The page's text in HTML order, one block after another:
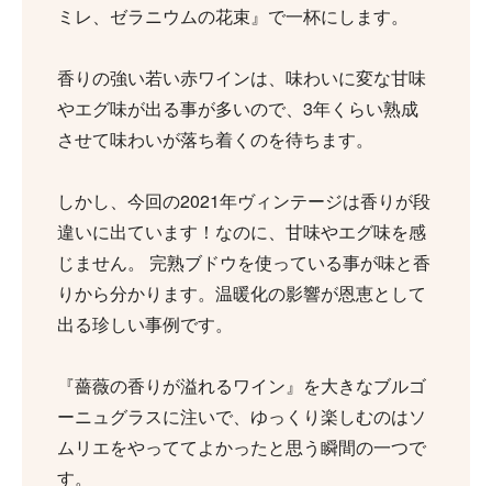
ミレ、ゼラニウムの花束』で一杯にします。
香りの強い若い赤ワインは、味わいに変な甘味
やエグ味が出る事が多いので、3年くらい熟成
させて味わいが落ち着くのを待ちます。
しかし、今回の2021年ヴィンテージは香りが段
違いに出ています！なのに、甘味やエグ味を感
じません。 完熟ブドウを使っている事が味と香
りから分かります。温暖化の影響が恩恵として
出る珍しい事例です。
『薔薇の香りが溢れるワイン』を大きなブルゴ
ーニュグラスに注いで、ゆっくり楽しむのはソ
ムリエをやっててよかったと思う瞬間の一つで
す。